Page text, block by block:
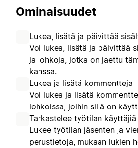
Ominaisuudet
Lukea, lisätä ja päivittää
Voi lukea, lisätä ja päivittää
ja lohkoja, jotka on jaettu
kanssa.
Lukea ja lisätä kommentteja
Voi lukea ja lisätä
lohkoissa, joihin sillä on
Tarkastelee työtilan käyttäjiä
Lukee työtilan jäsenten ja
perustietoja, mukaan lukien